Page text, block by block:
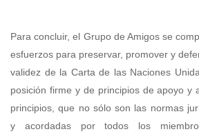
Para concluir, el Grupo de Amigos se
esfuerzos para preservar, promover y
validez de la Carta de las Naciones
posición firme y de principios de apoyo y
principios, que no sólo son las normas
y acordadas por todos los